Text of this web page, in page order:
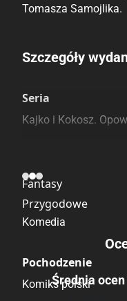
Tomasza Samojlika.
Porównaj ceny
Szczegóły
Seria
Kajko i Kokosz.
Fantasy
Przygodowe
Komedia
Pochodzenie
Komiks polski
Średnia ocen